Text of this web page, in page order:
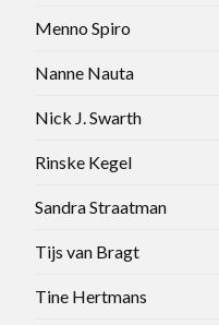
Menno Spiro
Nanne Nauta
Nick J. Swarth
Rinske Kegel
Sandra Straatman
Tijs van Bragt
Tine Hertmans